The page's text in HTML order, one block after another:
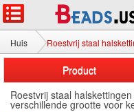
Huis Roestvrij staal
Product
Roestvrij staal
verschillende grootte voor